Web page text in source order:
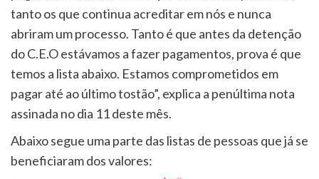
tanto os que continua acreditar em nós e nunca
abriram um processo. Tanto é que antes da detenção
do C.E.O estávamos a fazer pagamentos, prova é que
temos a lista abaixo. Estamos comprometidos em
pagar até ao último tostão”, explica a penúltima nota
assinada no dia 11 deste mês.
Abaixo segue uma parte das listas de pessoas que já se
beneficiaram dos valores: